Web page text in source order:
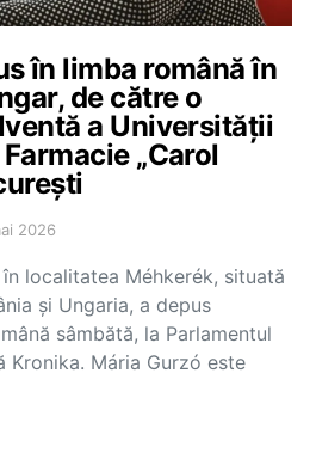
în limba română în
de către o
a Universității
„Carol
2026
localitatea Méhkerék, situată
și Ungaria, a depus
sâmbătă, la Parlamentul
Kronika. Mária Gurzó este